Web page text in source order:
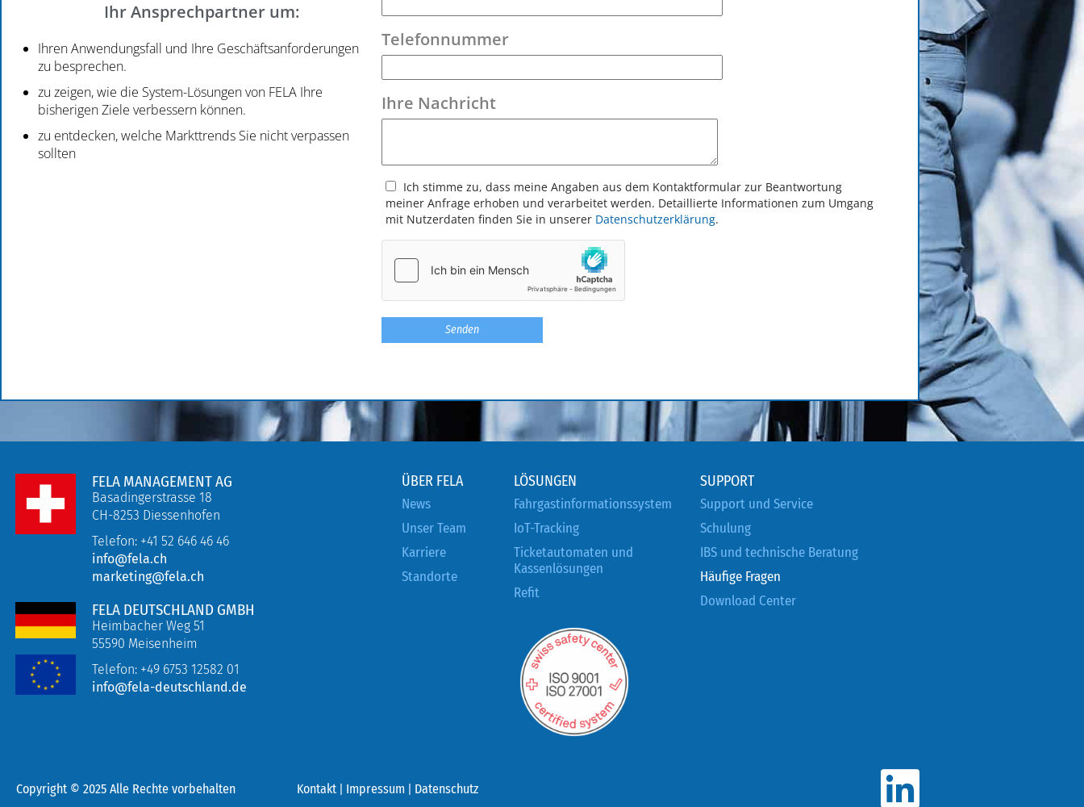
Ihr Ansprechpartner um:
Ihren Anwendungsfall und Ihre Geschäftsanforderungen
zu besprechen.
zu zeigen, wie die System-Lösungen von FELA Ihre
bisherigen Ziele verbessern können.
zu entdecken, welche Markttrends Sie nicht verpassen
sollten
Telefonnummer
Ihre Nachricht
Ich stimme zu, dass meine Angaben aus dem Kontakt­formular zur Beantwortung
meiner Anfrage erhoben und verarbeitet werden. Detaillierte Informationen zum Umgang
mit Nutzerdaten finden Sie in unserer Datenschutzerklärung.
FELA MANAGEMENT AG
Basadingerstrasse 18
CH-8253 Diessenhofen
Telefon: +41 52 646 46 46
info@fela.ch
marketing@fela.ch
FELA DEUTSCHLAND GMBH
Heimbacher Weg 51
55590 Meisenheim
Telefon: +49 6753 12582 01
info@fela-deutschland.de
ÜBER FELA
News
Unser Team
Karriere
Standorte
LÖSUNGEN
Fahrgastinformationssystem
IoT-Tracking
Ticketautomaten und
Kassenlösungen
Refit
SUPPORT
Support und Service
Schulung
IBS und technische Beratung
Häufige Fragen
Download Center
Copyright © 2025 Alle Rechte vorbehalten Kontakt| Impressum | Datenschutz